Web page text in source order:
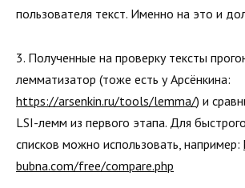
пользователя текст. Именно на это и
3. Полученные на проверку тексты
лемматизатор (тоже есть у Арсёнкина:
https://arsenkin.ru/tools/lemma/) и
LSI-лемм из первого этапа. Для
списков можно использовать, например:
bubna.com/free/compare.php